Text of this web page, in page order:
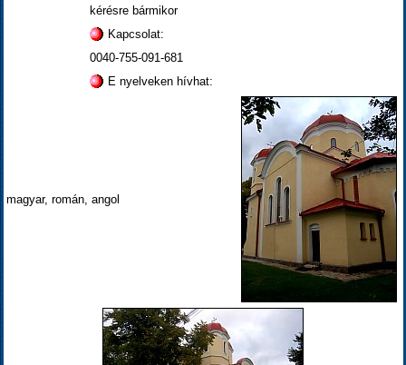
kérésre bármikor
Kapcsolat:
0040-755-091-681
E nyelveken hívhat:
magyar, román, angol